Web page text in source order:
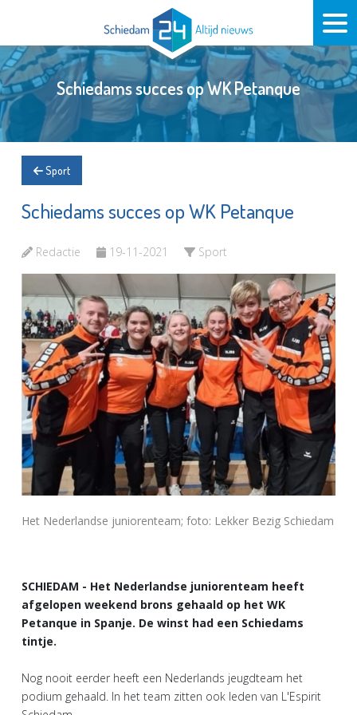
Schiedams succes op WK Petanque
Sport
Schiedams succes op WK Petanque
Redactie 19-11-2021 Sport
Het Nederlandse juniorenteam; foto: Lekker Bezig Schiedam
SCHIEDAM - Het Nederlandse juniorenteam heeft
afgelopen weekend brons gehaald op het WK
Petanque in Spanje. De winst had een Schiedams
tintje.
Nog nooit eerder heeft een Nederlands jeugdteam het
podium gehaald. In het team zitten ook leden van L'Espirit